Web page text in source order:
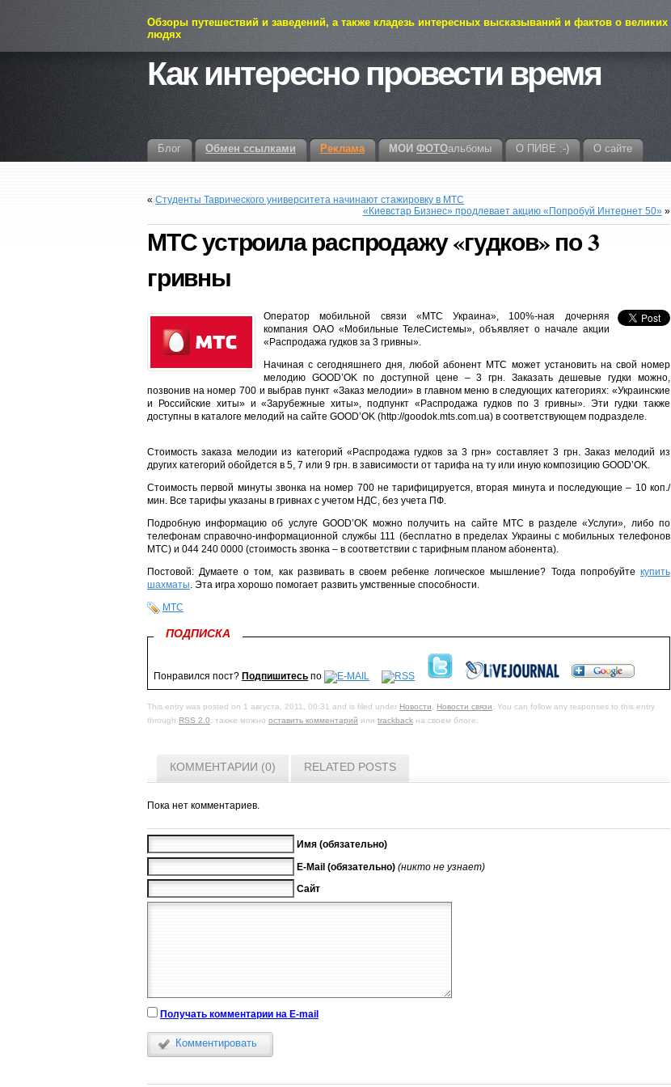
Обзоры путешествий и заведений, а также кладезь интересных высказываний и фактов о великих
людях
Как интересно провести время
Блог Обмен ссылками Реклама МОИ ФОТОальбомы О ПИВЕ :-) О сайте
« Студенты Таврического университета начинают стажировку в МТС
«Киевстар Бизнес» продлевает акцию «Попробуй Интернет 50»»
МТС устроила распродажу «гудков» по 3
гривны
Оператор мобильной связи «МТС Украина», 100%-ная дочерняя
компания ОАО «Мобильные ТелеСистемы», объявляет о начале акции
«Распродажа гудков за 3 гривны».
Начиная с сегодняшнего дня, любой абонент МТС может установить на свой номер
мелодию GOOD’OK по доступной цене – 3 грн. Заказать дешевые гудки можно,
позвонив на номер 700 и выбрав пункт «Заказ мелодии» в главном меню в следующих категориях: «Украинские
и Российские хиты» и «Зарубежные хиты», подпункт «Распродажа гудков по 3 гривны». Эти гудки также
доступны в каталоге мелодий на сайте GOOD’OK (http://goodok.mts.com.ua) в соответствующем подразделе.
Стоимость заказа мелодии из категорий «Распродажа гудков за 3 грн» составляет 3 грн. Заказ мелодий из
других категорий обойдется в 5, 7 или 9 грн. в зависимости от тарифа на ту или иную композицию GOOD’OK.
Стоимость первой минуты звонка на номер 700 не тарифицируется, вторая минута и последующие – 10 коп./
мин. Все тарифы указаны в гривнах с учетом НДС, без учета ПФ.
Подробную информацию об услуге GOOD’OK можно получить на сайте МТС в разделе «Услуги», либо по
телефонам справочно-информационной службы 111 (бесплатно в пределах Украины с мобильных телефонов
МТС) и 044 240 0000 (стоимость звонка – в соответствии с тарифным планом абонента).
Постовой: Думаете о том, как развивать в своем ребенке логическое мышление? Тогда попробуйте купить
шахматы. Эта игра хорошо помогает развить умственные способности.
МТС
ПОДПИСКА
Понравился пост? Подпишитесь по
This entry was posted on 1 августа, 2011, 00:31 and is filed under Новости, Новости связи. You can follow any responses to this entry
through RSS 2.0. также можно оставить комментарий или trackback на своем блоге.
КОММЕНТАРИИ (0) RELATED POSTS
Пока нет комментариев.
Имя (обязательно)
E-Mail (обязательно) (никто не узнает)
Сайт
Получать комментарии на E-mail
Комментировать